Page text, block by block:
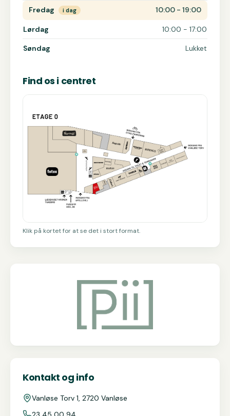
Fredag i dag 10:00 - 19:00
Lørdag 10:00 - 17:00
Søndag Lukket
Find os i centret
Klik på kortet for at se det i stort format.
Kontakt og info
Vanløse Torv 1, 2720 Vanløse